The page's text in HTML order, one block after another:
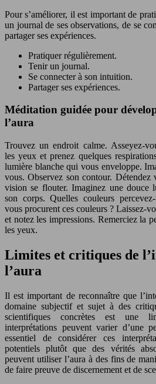
Pour s’améliorer, il est important de
un journal de ses observations, de se
partager ses expériences.
Pratiquer régulièrement.
Tenir un journal.
Se connecter à son intuition.
Partager ses expériences.
Méditation guidée pour
l’aura
Trouvez un endroit calme. Asseyez-
les yeux et prenez quelques
lumière blanche qui vous enveloppe.
vous. Observez son contour. Détendez
vision se flouter. Imaginez une douce
son corps. Quelles couleurs
vous procurent ces couleurs ? Laissez-
et notez les impressions. Remerciez la
les yeux.
Limites et critiques de
l’aura
Il est important de reconnaître que
domaine subjectif et sujet à des
scientifiques concrètes est une
interprétations peuvent varier d’une
essentiel de considérer ces
potentiels plutôt que des vérités
peuvent utiliser l’aura à des fins de
de faire preuve de discernement et de